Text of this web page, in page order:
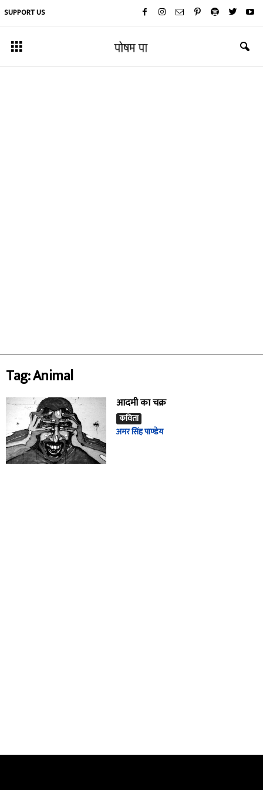
SUPPORT US
Tag: Animal
आदमी का चक्र
कविता
अमर सिंह पाण्डेय